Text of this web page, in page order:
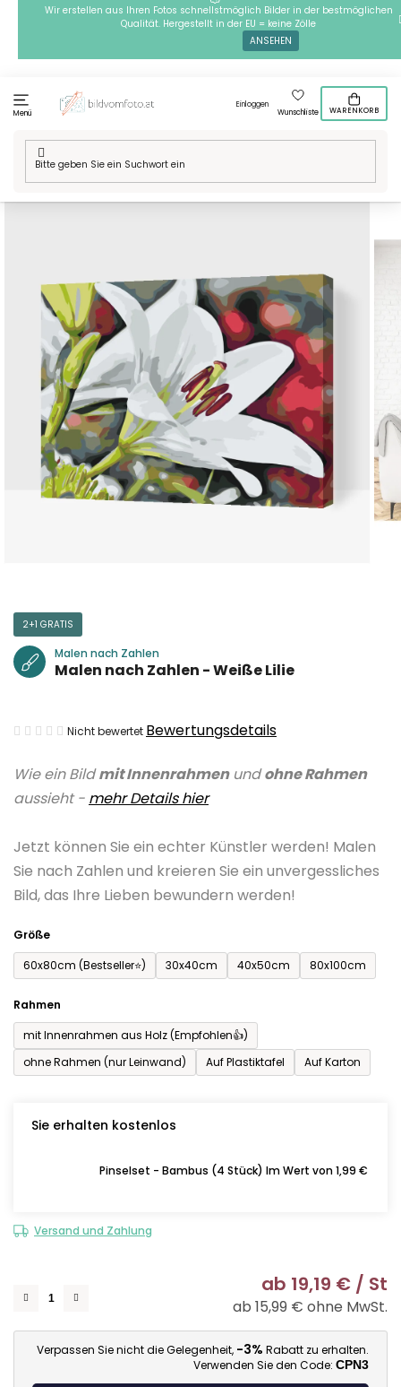
springen
Wir erstellen aus Ihren Fotos schnellstmöglich Bilder in der bestmöglichen
Qualität. Hergestellt in der EU = keine Zölle
ANSEHEN
Menü
Einloggen
Wunschliste
WARENKORB
Startseite
/ Technik / Malen nach Zahlen / Malen nach Zahlen -
Weiße Lilie
Wie ein Bildmit Innenrahmenundohne Rahmen
aussieht - mehr Details hier
Jetzt können Sie ein echter Künstler werden! Malen
Sie nach Zahlen und kreieren Sie ein unvergessliches
Bild, das Ihre Lieben bewundern werden!
Größe
60x80cm (Bestseller⭐)
30x40cm 40x50cm 80x100cm
Rahmen
mit Innenrahmen aus Holz (Empfohlen👍)
ohne Rahmen (nur Leinwand)
Auf Plastiktafel Auf Karton
Sie erhalten kostenlos
Pinselset - Bambus (4 Stück) Im Wert von 1,99 €
Versand und Zahlung
ab 19,19 € / St
ab 15,99 € ohne MwSt.
Verpassen Sie nicht die Gelegenheit, -3% Rabatt zu erhalten.
Verwenden Sie den Code: CPN3
2+1 GRATIS
Malen nach Zahlen
Malen nach Zahlen - Weiße Lilie
Die
Produktbewertung
ist
von
5
Sternen.
Nicht bewertet Bewertungsdetails